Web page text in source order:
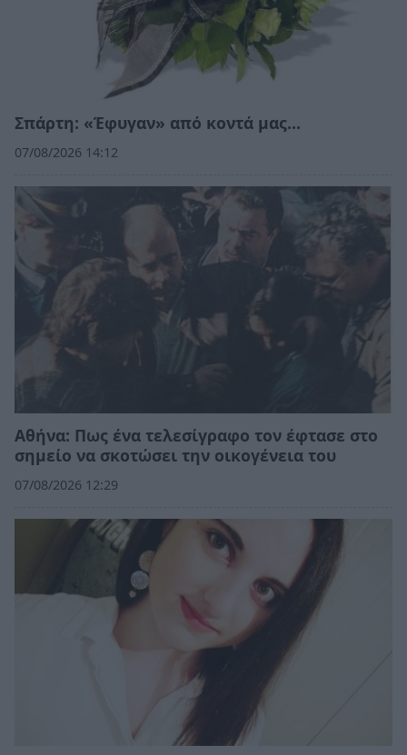
Σπάρτη: «Έφυγαν» από κοντά μας…
07/08/2026 14:12
Αθήνα: Πως ένα τελεσίγραφο τον έφτασε στο
σημείο να σκοτώσει την οικογένεια του
07/08/2026 12:29